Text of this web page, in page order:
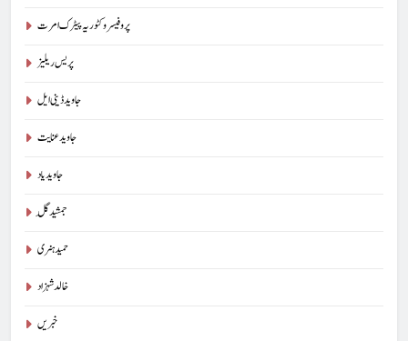
پروفیسر وکٹوریہ پیٹرک امرت
پریس ریلیز
جاوید ڈینی ایل
جاوید عنایت
جاوید یاد
جمشید گِل
حمید ہنری
خالد شہزاد
خبریں